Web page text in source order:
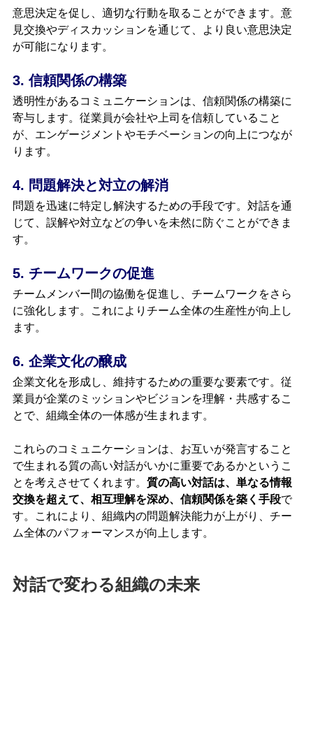
意思決定を促し、適切な行動を取ることができます。意
見交換やディスカッションを通じて、より良い意思決定
が可能になります。
3. 信頼関係の構築
透明性があるコミュニケーションは、信頼関係の構築に
寄与します。従業員が会社や上司を信頼していること
が、エンゲージメントやモチベーションの向上につなが
ります。
4. 問題解決と対立の解消
問題を迅速に特定し解決するための手段です。対話を通
じて、誤解や対立などの争いを未然に防ぐことができま
す。
5. チームワークの促進
チームメンバー間の協働を促進し、チームワークをさら
に強化します。これによりチーム全体の生産性が向上し
ます。
6. 企業文化の醸成
企業文化を形成し、維持するための重要な要素です。従
業員が企業のミッションやビジョンを理解・共感するこ
とで、組織全体の一体感が生まれます。
これらのコミュニケーションは、お互いが発言すること
で生まれる質の高い対話がいかに重要であるかというこ
とを考えさせてくれます。 質の高い対話は、単なる情報
交換を超えて、相互理解を深め、信頼関係を築く手段で
す。これにより、組織内の問題解決能力が上がり、チー
ム全体のパフォーマンスが向上します。
対話で変わる組織の未来